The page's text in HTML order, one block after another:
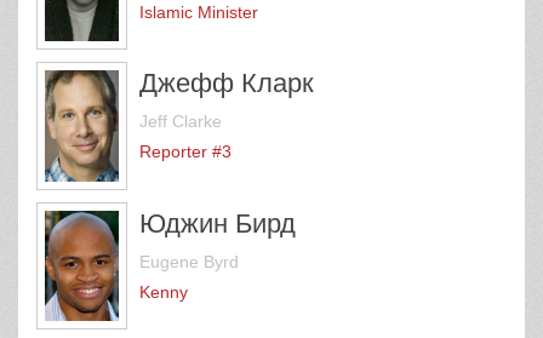
Islamic Minister
Джефф Кларк
Jeff Clarke
Reporter #3
Юджин Бирд
Eugene Byrd
Kenny